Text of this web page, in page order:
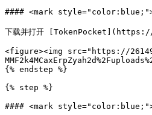
#### <mark
下载并打开 [TokenPocket](https://
<figure><img src="https://
{% endstep %}
{% step %}
#### <mark